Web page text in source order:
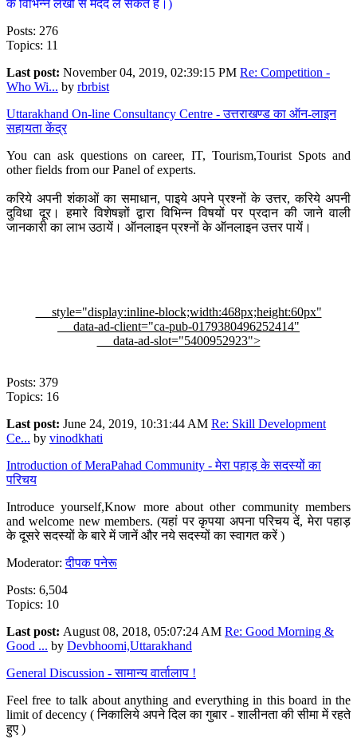
के विभिन्न लेखों से मदद ले सकते हैं।)
Posts: 276
Topics: 11
Last post: November 04, 2019, 02:39:15 PM Re: Competition -
Who Wi... by rbrbist
Uttarakhand On-line Consultancy Centre - उत्तराखण्ड का ऑन-लाइन
सहायता केंद्र
You can ask questions on career, IT, Tourism,Tourist Spots and
other fields from our Panel of experts.
करिये अपनी शंकाओं का समाधान, पाइये अपने प्रश्नों के उत्तर, करिये अपनी
दुविधा दूर। हमारे विशेषज्ञों द्वारा विभिन्न विषयों पर प्रदान की जाने वाली
जानकारी का लाभ उठायें। ऑनलाइन प्रश्नों के ऑनलाइन उत्तर पायें।
style="display:inline-block;width:468px;height:60px"
data-ad-client="ca-pub-0179380496252414"
data-ad-slot="5400952923">
Posts: 379
Topics: 16
Last post: June 24, 2019, 10:31:44 AM Re: Skill Development
Ce... by vinodkhati
Introduction of MeraPahad Community - मेरा पहाड़ के सदस्यों का
परिचय
Introduce yourself,Know more about other community members
and welcome new members. (यहां पर कृपया अपना परिचय दें, मेरा पहाड़
के दूसरे सदस्यों के बारे में जानें और नये सदस्यों का स्वागत करें )
Moderator:दीपक पनेरू
Posts: 6,504
Topics: 10
Last post: August 08, 2018, 05:07:24 AM Re: Good Morning &
Good ... by Devbhoomi,Uttarakhand
General Discussion - सामान्य वार्तालाप !
Feel free to talk about anything and everything in this board in the
limit of decency ( निकालिये अपने दिल का गुबार - शालीनता की सीमा में रहते
हुए )